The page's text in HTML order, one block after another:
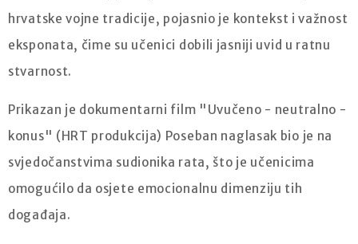
hrvatske vojne tradicije, pojasnio je kontekst i važnost
eksponata, čime su učenici dobili jasniji uvid u ratnu
stvarnost.
Prikazan je dokumentarni film "Uvučeno - neutralno -
konus" (HRT produkcija) Poseban naglasak bio je na
svjedočanstvima sudionika rata, što je učenicima
omogućilo da osjete emocionalnu dimenziju tih
događaja.